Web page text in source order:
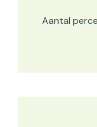
Aantal